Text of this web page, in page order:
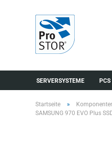
SERVERSYSTEME
Startseite »
SAMSUNG 970 EVO Plus